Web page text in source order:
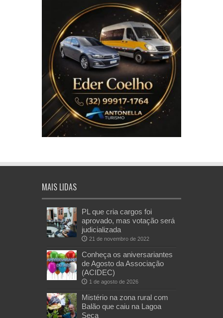
MAIS LIDAS
PL que cria cargos foi
aprovado, mas votação será
judicializada
21 de novembro de 2022
Conheça os aniversariantes
de Agosto da Associação
(ACIDEC)
1 de agosto de 2026
Mistério na zona rural com
Balão que caiu na Lagoa
Seca